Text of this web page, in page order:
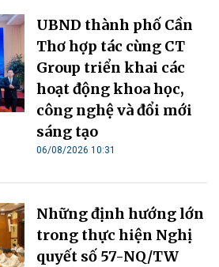
UBND thành phố Cần
Thơ hợp tác cùng CT
Group triển khai các
hoạt động khoa học,
công nghệ và đổi mới
sáng tạo
06/08/2026 10:31
Những định hướng lớn
trong thực hiện Nghị
quyết số 57-NQ/TW